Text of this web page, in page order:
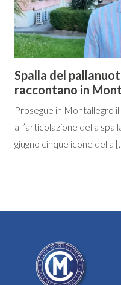
Spalla del
raccontano in
Prosegue in Montallegro
all’articolazione della
giugno cinque icone della